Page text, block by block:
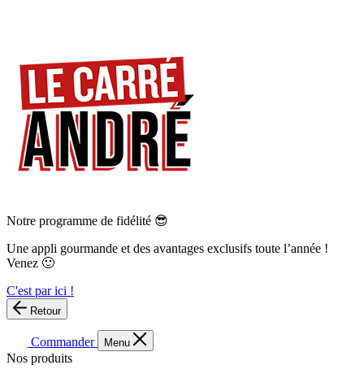
Notre programme de fidélité 😎
Une appli gourmande et des avantages exclusifs toute l’année !
Venez 🙂
C'est par ici !
Retour
Commander Menu
Nos produits